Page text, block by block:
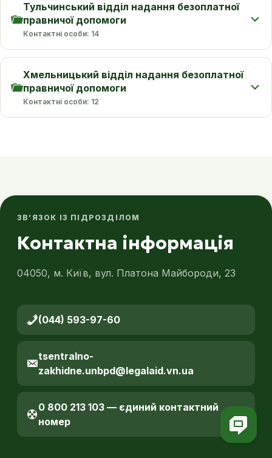
Тульчинський відділ надання безоплатної
правничої допомоги
Контактні особи: 14
Хмельницький відділ надання безоплатної
правничої допомоги
Контактні особи: 12
ЗВ’ЯЗОК ІЗ ПІДРОЗДІЛОМ
Контактна інформація
04050, м. Київ, вул. Платона Майбороди, 23
(044) 593-97-60
tsentralno-
zakhidne.unbpd@legalaid.vn.ua
0 800 213 103 — єдиний контактний
номер